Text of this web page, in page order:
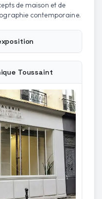
de maison et de
contemporaine.
Toussaint